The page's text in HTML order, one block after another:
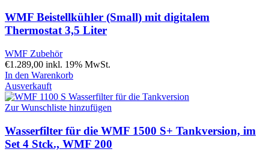
WMF Beistellkühler (Small) mit digitalem
Thermostat 3,5 Liter
WMF Zubehör
€1.289,00 inkl. 19% MwSt.
In den Warenkorb
Ausverkauft
Zur Wunschliste hinzufügen
Wasserfilter für die WMF 1500 S+ Tankversion, im
Set 4 Stck., WMF 200